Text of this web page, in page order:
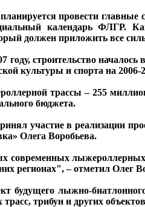
провести
календарь ФЛГР.
должен приложить все
году, строительство
культуры и спорта на 2006-
трассы – 255
бюджета.
участие в реализации
Олега Воробьева.
современных
регионах", – отметил Олег
будущего лыжно-
трибун и других